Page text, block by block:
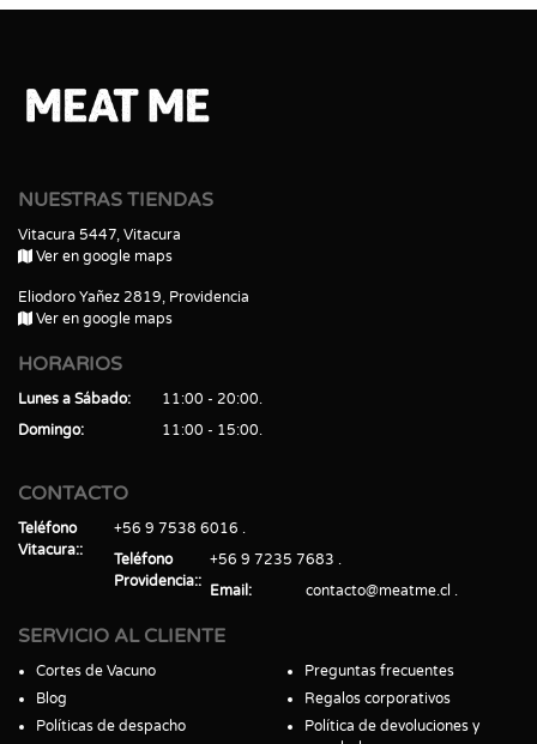
NUESTRAS TIENDAS
Vitacura 5447, Vitacura
Ver en google maps
Eliodoro Yañez 2819, Providencia
Ver en google maps
HORARIOS
Lunes a Sábado
11:00 - 20:00
Domingo
11:00 - 15:00
CONTACTO
Teléfono
Vitacura:
+56 9 7538 6016
Teléfono
Providencia:
+56 9 7235 7683
Email
contacto@meatme.cl
SERVICIO AL CLIENTE
Cortes de Vacuno
Blog
Políticas de despacho
Preguntas frecuentes
Regalos corporativos
Política de devoluciones y